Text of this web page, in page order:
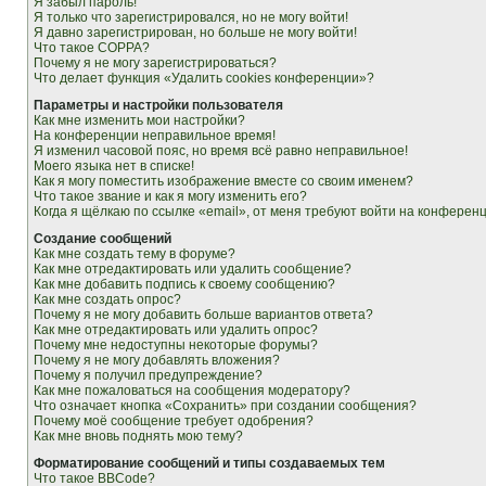
Я только что зарегистрировался, но не могу войти!
Я давно зарегистрирован, но больше не могу войти!
Что такое COPPA?
Почему я не могу зарегистрироваться?
Что делает функция «Удалить cookies конференции»?
Параметры и настройки пользователя
Как мне изменить мои настройки?
На конференции неправильное время!
Я изменил часовой пояс, но время всё равно неправильное!
Моего языка нет в списке!
Как я могу поместить изображение вместе со своим именем?
Что такое звание и как я могу изменить его?
Когда я щёлкаю по ссылке «email», от меня требуют войти на
Создание сообщений
Как мне создать тему в форуме?
Как мне отредактировать или удалить сообщение?
Как мне добавить подпись к своему сообщению?
Как мне создать опрос?
Почему я не могу добавить больше вариантов ответа?
Как мне отредактировать или удалить опрос?
Почему мне недоступны некоторые форумы?
Почему я не могу добавлять вложения?
Почему я получил предупреждение?
Как мне пожаловаться на сообщения модератору?
Что означает кнопка «Сохранить» при создании сообщения?
Почему моё сообщение требует одобрения?
Как мне вновь поднять мою тему?
Форматирование сообщений и типы создаваемых тем
Что такое BBCode?